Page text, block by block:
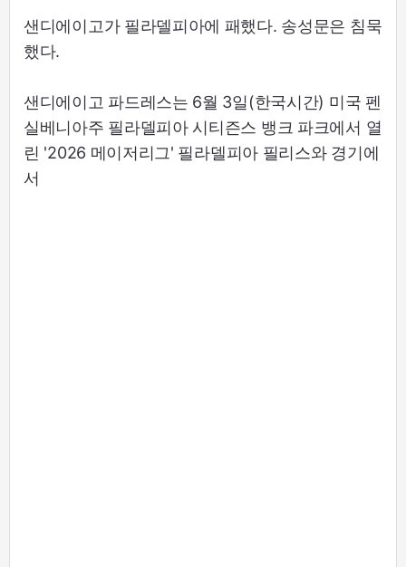
샌디에이고가 필라델피아에 패했다. 송성문은 침묵
했다.
샌디에이고 파드레스는 6월 3일(한국시간) 미국 펜
실베니아주 필라델피아 시티즌스 뱅크 파크에서 열
린 '2026 메이저리그' 필라델피아 필리스와 경기에
서